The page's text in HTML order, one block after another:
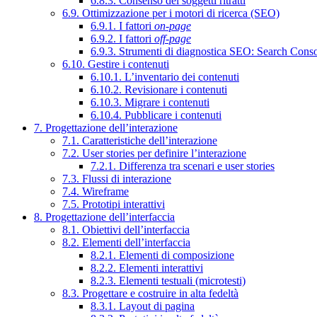
6.9. Ottimizzazione per i motori di ricerca (SEO)
6.9.1. I fattori on-page
6.9.2. I fattori off-page
6.9.3. Strumenti di diagnostica SEO: Search
6.10. Gestire i contenuti
6.10.1. L’inventario dei contenuti
6.10.2. Revisionare i contenuti
6.10.3. Migrare i contenuti
6.10.4. Pubblicare i contenuti
7. Progettazione dell’interazione
7.1. Caratteristiche dell’interazione
7.2. User stories per definire l’interazione
7.2.1. Differenza tra scenari e user stories
7.3. Flussi di interazione
7.4. Wireframe
7.5. Prototipi interattivi
8. Progettazione dell’interfaccia
8.1. Obiettivi dell’interfaccia
8.2. Elementi dell’interfaccia
8.2.1. Elementi di composizione
8.2.2. Elementi interattivi
8.2.3. Elementi testuali (microtesti)
8.3. Progettare e costruire in alta fedeltà
8.3.1. Layout di pagina